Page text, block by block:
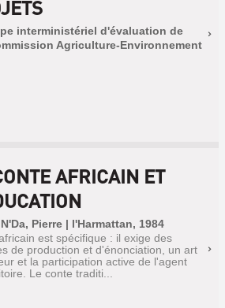
interministériel d'évaluation de
Agriculture-Environnement
AFRICAIN ET
Pierre | l'Harmattan, 1984
est spécifique : il exige des
de production et d'énonciation, un art
et la participation active de l'agent
Le conte traditi...